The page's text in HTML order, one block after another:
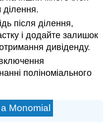
ділення.
після ділення,
і додайте залишок
дивіденду.
поліноміального
Monomial